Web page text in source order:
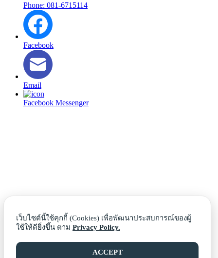
Phone: 081-6715114
Facebook
Email
Facebook Messenger
เว็บไซต์นี้ใช้คุกกี้ (Cookies) เพื่อพัฒนาประสบการณ์ของผู้
ใช้ให้ดียิ่งขึ้น ตาม Privacy Policy.
ACCEPT